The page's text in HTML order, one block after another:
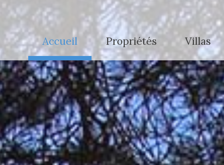
accueil propriétés
- de 2.500.000 €
+ de 2.500.000 €
villas
- de
800.000
+ de